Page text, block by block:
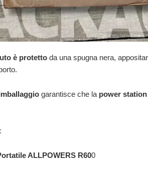
è protetto da una spugna nera,
garantisce che la power station
ALLPOWERS R600